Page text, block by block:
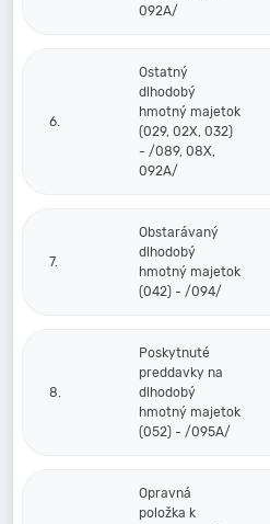
092A/
6.
Ostatný
dlhodobý
hmotný majetok
(029, 02X, 032)
- /089, 08X,
092A/
7.
Obstarávaný
dlhodobý
hmotný majetok
(042) - /094/
8.
Poskytnuté
preddavky na
dlhodobý
hmotný majetok
(052) - /095A/
Opravná
položka k